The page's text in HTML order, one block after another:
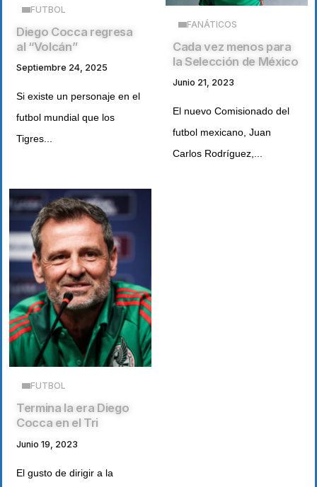
FUTBOL
Diego Cocca regresa
al “Volcán”
Septiembre 24, 2025
Si existe un personaje en el
futbol mundial que los
Tigres...
FANÁTICOS
Cada vez menos para
la Selección de México
Junio 21, 2023
El nuevo Comisionado del
futbol mexicano, Juan
Carlos Rodríguez,...
FUTBOL
Termina la era Diego
Cocca en el Tri
Junio 19, 2023
El gusto de dirigir a la